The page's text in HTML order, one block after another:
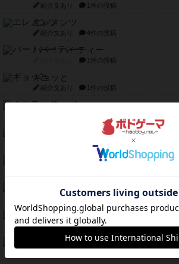
紹介文あり 1件の投稿
エレメンツ
紹介文あり 4件の投稿
バー！パーティー
1件の投稿
ギョッと
紹介文あり 1件の投稿
クルティボ
ドブル：ポケットモンスター
ジャンヌ・ダルク-オルレアン ドロ
紹介文なし 5件の投稿
ファースト・イン・フライト
紹介文あり 3件の投稿
ダイススローン